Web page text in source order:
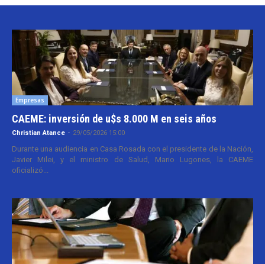
Empresas
CAEME: inversión de u$s 8.000 M en seis años
Christian Atance - 29/05/2026 15:00
Durante una audiencia en Casa Rosada con el presidente de la Nación,
Javier Milei, y el ministro de Salud, Mario Lugones, la CAEME
oficializó...